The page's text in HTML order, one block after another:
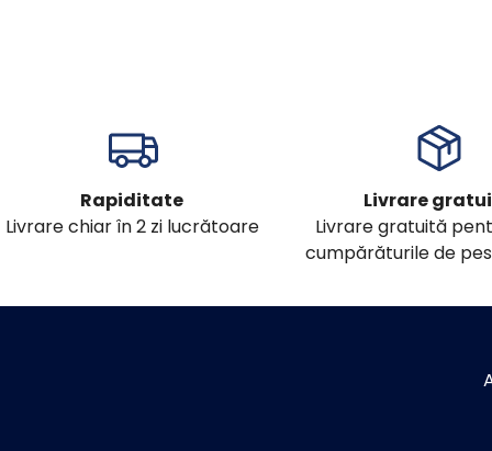
Rapiditate
Livrare chiar în 2 zi lucrătoare
Livrare
Livrare gratuită
cumpărăturile de